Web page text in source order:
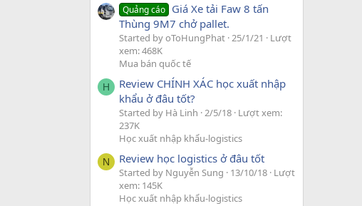
Quảng cáo Giá Xe tải Faw 8 tấn
Thùng 9M7 chở pallet.
Started by oToHungPhat 25/1/21
Lượt
xem: 468K
Mua bán quốc tế
H
Review CHÍNH XÁC học xuất nhập
khẩu ở đâu tốt?
Started by Hà Linh 2/5/18 Lượt xem:
237K
Học xuất nhập khẩu-logistics
N Review học logistics ở đâu tốt
Started by Nguyễn Sung 13/10/18 Lượt
xem: 145K
Học xuất nhập khẩu-logistics